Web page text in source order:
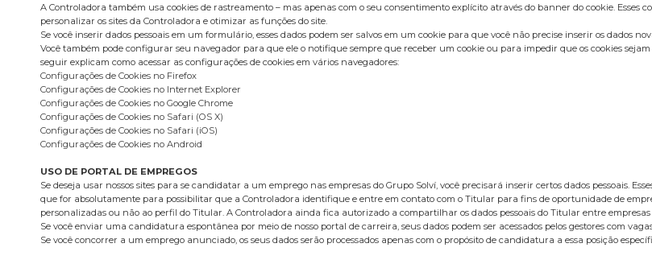
A Controladora também usa cookies de rastreamento – mas apenas com o seu consentimento explícito através do banner do cookie. Esses
personalizar os sites da Controladora e otimizar as funções do site.
Se você inserir dados pessoais em um formulário, esses dados podem ser salvos em um cookie para que você não precise inserir os dados
Você também pode configurar seu navegador para que ele o notifique sempre que receber um cookie ou para impedir que os cookies
seguir explicam como acessar as configurações de cookies em vários navegadores:
Configurações de Cookies no Firefox
Configurações de Cookies no Internet Explorer
Configurações de Cookies no Google Chrome
Configurações de Cookies no Safari (OS X)
Configurações de Cookies no Safari (iOS)
Configurações de Cookies no Android
USO DE PORTAL DE EMPREGOS
Se deseja usar nossos sites para se candidatar a um emprego nas empresas do Grupo Solví, você precisará inserir certos dados pessoais.
que for absolutamente para possibilitar que a Controladora identifique e entre em contato com o Titular para fins de oportunidade de
personalizadas ou não ao perfil do Titular. A Controladora ainda fica autorizado a compartilhar os dados pessoais do Titular entre empresas
Se você enviar uma candidatura espontânea por meio de nosso portal de carreira, seus dados podem ser acessados pelos gestores com
Se você concorrer a um emprego anunciado, os seus dados serão processados apenas com o propósito de candidatura a essa posição